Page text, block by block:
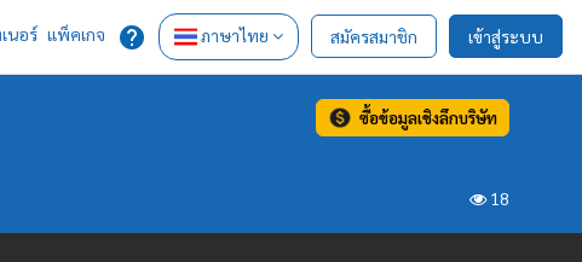
นอร์ แพ็คเกจ ภาษาไทย สมัครสมาชิก เข้าสู่ระบบ
ซื้อข้อมูลเชิงลึกบริษัท
18